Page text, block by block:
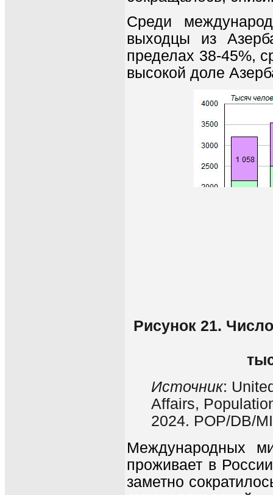
Среди
выходцы из
пределах 38-45%,
высокой доле
Рисунок 21.
Источник:
Affairs,
2024. POP/DB/
Международных
проживает в
заметно